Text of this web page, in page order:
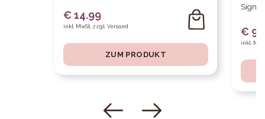
€ 14.99
inkl. MwSt, zzgl. Versand
ZUM PRODUKT
€
inkl.